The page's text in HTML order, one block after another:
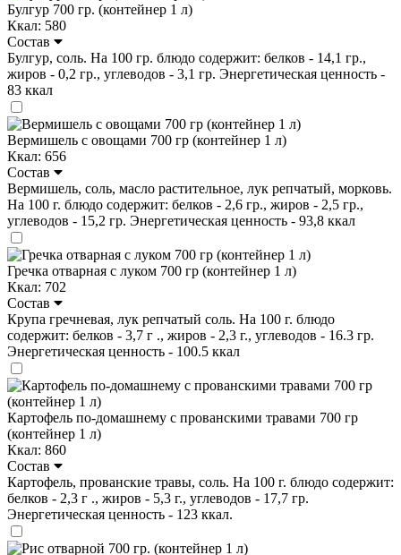
Булгур 700 гр. (контейнер 1 л)
Ккал: 580
Состав
Булгур, соль. На 100 гр. блюдо содержит: белков - 14,1 гр.,
жиров - 0,2 гр., углеводов - 3,1 гр. Энергетическая ценность -
83 ккал
Вермишель с овощами 700 гр (контейнер 1 л)
Ккал: 656
Состав
Вермишель, соль, масло растительное, лук репчатый, морковь.
На 100 г. блюдо содержит: белков - 2,6 гр., жиров - 2,5 гр.,
углеводов - 15,2 гр. Энергетическая ценность - 93,8 ккал
Гречка отварная с луком 700 гр (контейнер 1 л)
Ккал: 702
Состав
Крупа гречневая, лук репчатый соль. На 100 г. блюдо
содержит: белков - 3,7 г ., жиров - 2,3 г., углеводов - 16.3 гр.
Энергетическая ценность - 100.5 ккал
Картофель по-домашнему с прованскими травами 700 гр
(контейнер 1 л)
Ккал: 860
Состав
Картофель, прованские травы, соль. На 100 г. блюдо содержит:
белков - 2,3 г ., жиров - 5,3 г., углеводов - 17,7 гр.
Энергетическая ценность - 123 ккал.